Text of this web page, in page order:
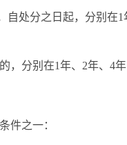
处分之日起，分别在1
分别在1年、2年、4年
件之一：